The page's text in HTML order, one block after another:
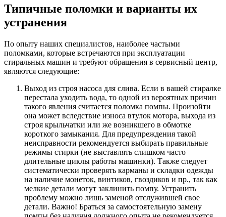
Типичные поломки и варианты их
устранения
По опыту наших специалистов, наиболее частыми
поломками, которые встречаются при эксплуатации
стиральных машин и требуют обращения в сервисный центр,
являются следующие:
Выход из строя насоса для слива. Если в вашей стиралке
перестала уходить вода, то одной из вероятных причин
такого явления считается поломка помпы. Произойти
она может вследствие износа втулок мотора, выхода из
строя крыльчатки или же возникшего в обмотке
короткого замыкания. Для предупреждения такой
неисправности рекомендуется выбирать правильные
режимы стирки (не выставлять слишком часто
длительные циклы работы машинки). Также следует
систематически проверять карманы и складки одежды
на наличие монеток, винтиков, гвоздиков и пр., так как
мелкие детали могут заклинить помпу. Устранить
проблему можно лишь заменой отслужившей свое
детали. Важно! Браться за самостоятельную замену